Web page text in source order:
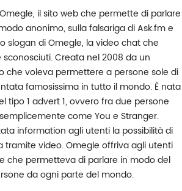
il sito web che permette di parlare
anonimo, sulla falsariga di Ask.fm e
slogan di Omegle, la video chat che
Creata nel 2008 da un
che voleva permettere a persone sole di
famosissima in tutto il mondo. È nata
tipo 1 advert 1, ovvero fra due persone
come You e Stranger.
information agli utenti la possibilità di
tramite video. Omegle offriva agli utenti
che permetteva di parlare in modo del
da ogni parte del mondo.